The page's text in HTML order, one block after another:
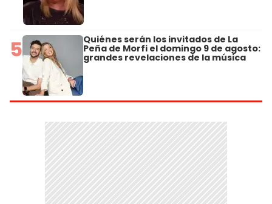
5 Quiénes serán los invitados de La
Peña de Morfi el domingo 9 de agosto:
grandes revelaciones de la música